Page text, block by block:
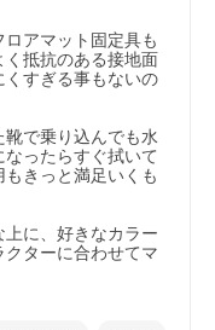
ブラウン/ブロンズ/ベ
レンジ/レッド/マルー
アマット固定具も
抵抗のある接地面
くすぎる事もないの
靴で乗り込んでも水
ったらすぐ拭いて
きっと満足いくも
に、好きなカラー
ターに合わせてマ